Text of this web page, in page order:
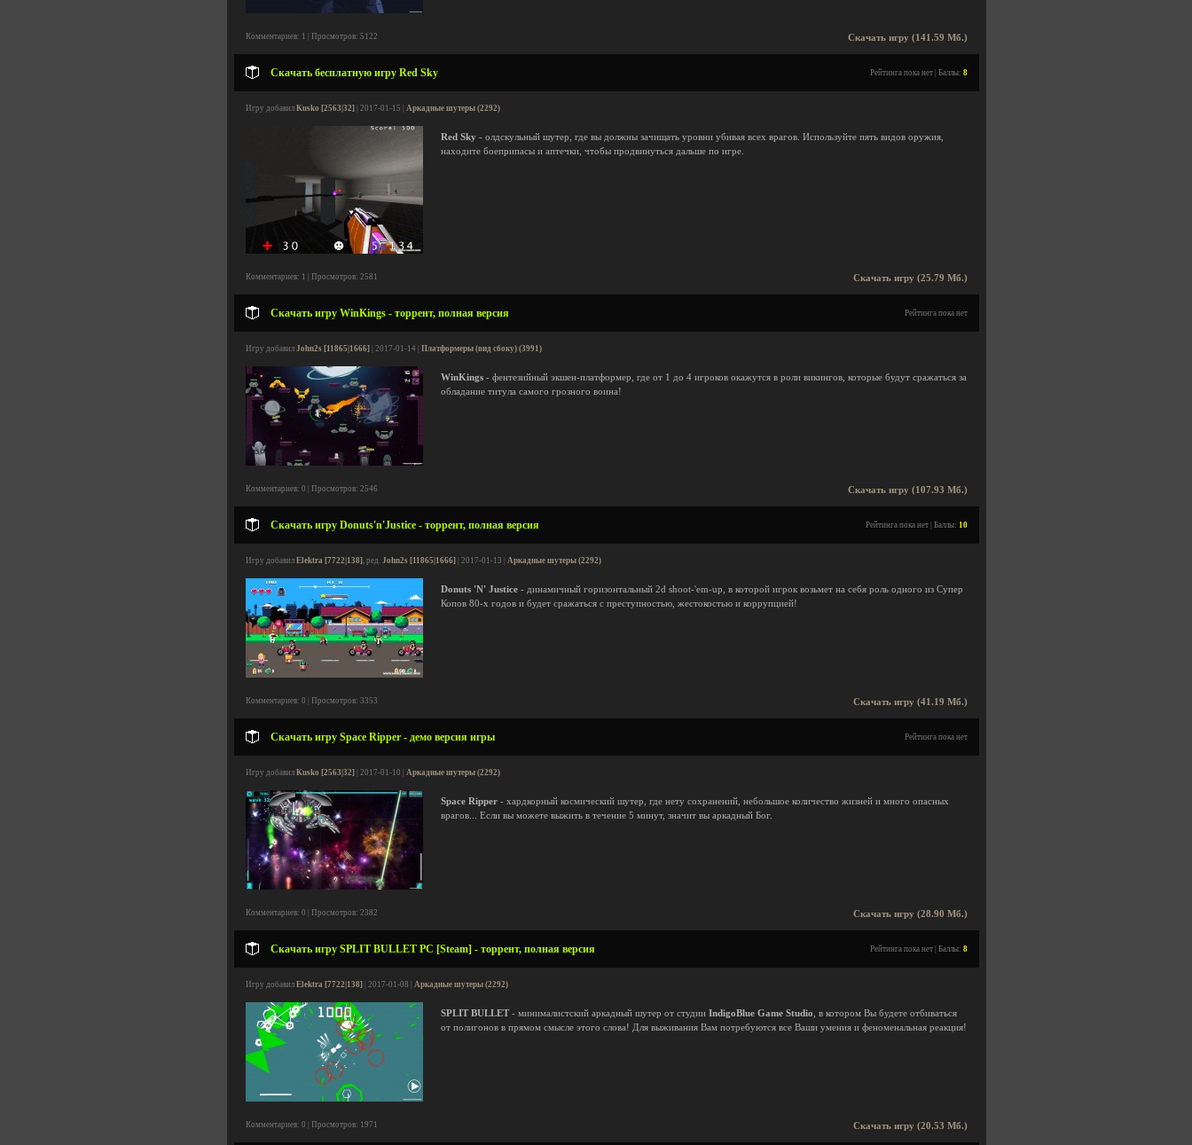
Скачать игру (141.59 Мб.)
Комментариев: 1 | Просмотров: 5122
Скачать бесплатную игру Red Sky Рейтинга пока нет | Баллы: 8
Игру добавил Kusko [2563|32] | 2017-01-15 | Аркадные шутеры (2292)
Red Sky - олдскульный шутер, где вы должны зачищать уровни убивая всех врагов. Используйте пять видов оружия,
находите боеприпасы и аптечки, чтобы продвинуться дальше по игре.
Скачать игру (25.79 Мб.)
Комментариев: 1 | Просмотров: 2581
Скачать игру WinKings - торрент, полная версия Рейтинга пока нет
Игру добавил John2s [11865|1666] | 2017-01-14 | Платформеры (вид сбоку) (3991)
WinKings - фентезийный экшен-платформер, где от 1 до 4 игроков окажутся в роли викингов, которые будут сражаться за
обладание титула самого грозного воина!
Скачать игру (107.93 Мб.)
Комментариев: 0 | Просмотров: 2546
Скачать игру Donuts'n'Justice - торрент, полная версия Рейтинга пока нет | Баллы: 10
Игру добавил Elektra [7722|138], ред. John2s [11865|1666] | 2017-01-13 | Аркадные шутеры (2292)
Donuts 'N' Justice - динамичный горизонтальный 2d shoot-'em-up, в которой игрок возьмет на себя роль одного из Супер
Копов 80-х годов и будет сражаться с преступностью, жестокостью и коррупцией!
Скачать игру (41.19 Мб.)
Комментариев: 0 | Просмотров: 3353
Скачать игру Space Ripper - демо версия игры Рейтинга пока нет
Игру добавил Kusko [2563|32] | 2017-01-10 | Аркадные шутеры (2292)
Space Ripper - хардкорный космический шутер, где нету сохранений, небольшое количество жизней и много опасных
врагов... Если вы можете выжить в течение 5 минут, значит вы аркадный Бог.
Скачать игру (28.90 Мб.)
Комментариев: 0 | Просмотров: 2382
Скачать игру SPLIT BULLET PC [Steam] - торрент, полная версия Рейтинга пока нет | Баллы: 8
Игру добавил Elektra [7722|138] | 2017-01-08 | Аркадные шутеры (2292)
SPLIT BULLET- минималистский аркадный шутер от студии IndigoBlue Game Studio , в котором Вы будете отбиваться
от полигонов в прямом смысле этого слова! Для выживания Вам потребуются все Ваши умения и феноменальная реакция!
Скачать игру (20.53 Мб.)
Комментариев: 0 | Просмотров: 1971